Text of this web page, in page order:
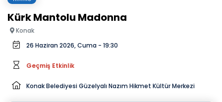
Kürk Mantolu Madonna
Konak
26 Haziran 2026, Cuma - 19:30
Geçmiş Etkinlik
Konak Belediyesi Güzelyalı Nazım Hikmet Kültür Merkezi